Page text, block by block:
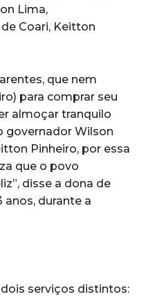
Lima,
Coari, Keitton
que nem
para comprar seu
almoçar tranquilo
governador Wilson
Pinheiro, por essa
que o povo
disse a dona de
anos, durante a
serviços distintos: